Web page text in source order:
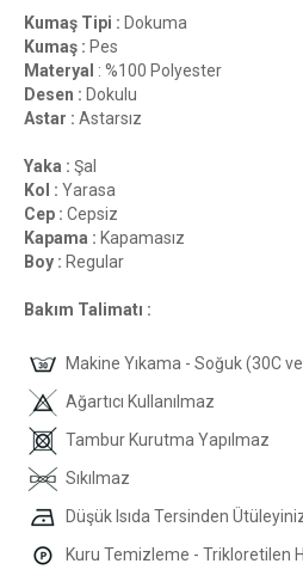
Kumaş Tipi : Dokuma
Kumaş : Pes
Materyal : %100 Polyester
Desen : Dokulu
Astar : Astarsız
Yaka : Şal
Kol : Yarasa
Cep : Cepsiz
Kapama : Kapamasız
Boy : Regular
Bakım Talimatı :
Makine Yıkama - Soğuk (30C
Ağartıcı Kullanılmaz
Tambur Kurutma Yapılmaz
Sıkılmaz
Düşük Isıda Tersinden
Kuru Temizleme - Trikloretilen